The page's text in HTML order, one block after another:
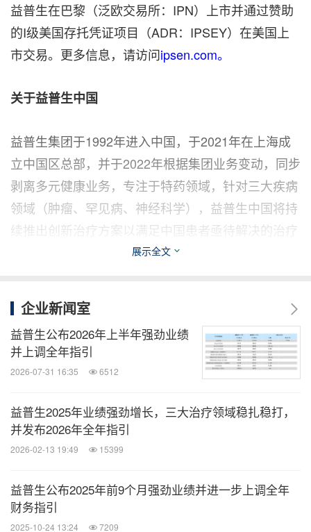
益普生在巴黎（泛欧交易所：IPN）上市并通过赞助
的I级美国存托凭证项目（ADR：IPSEY）在美国上
市交易。更多信息，请访问ipsen.com。
关于益普生中国
益普生集团于1992年进入中国，于2021年在上海成
立中国区总部，并于2022年根据集团业务变动，同步
剥离多元健康业务，专注于特药领域，针对三大疾病
领域（肿瘤、罕见病、神经科学），益普生中国将持
续推出创新治疗方案以满足中国患者亟待解决的治疗
本文件中包含的前瞻性声明、目标与预期，基于益普
生的管理战略、当前观点及假设。这些声明涉及已知
和未知的风险与不确定性，可能导致实际结果、绩效
或事件与本文件所述情况产生重大差异。上述所有风
险因素均可能影响益普生未来达成财务目标的能力，
而这些目标是基于当前可获取信息并假设宏观经济环
信""预计""期望"等词语，以及其他类似表达，旨在识
别前瞻性声明，包括益普生对未来事项（如监管递交
展示全文
企业新闻室
益普生公布2026年上半年强劲业绩
并上调全年指引
2026-07-31 16:35 6512
益普生2025年业绩强劲增长，三大治疗领域稳扎稳打，
并发布2026年全年指引
2026-02-13 19:49 15399
益普生公布2025年前9个月强劲业绩并进一步上调全年
财务指引
2025-10-24 13:24 7209